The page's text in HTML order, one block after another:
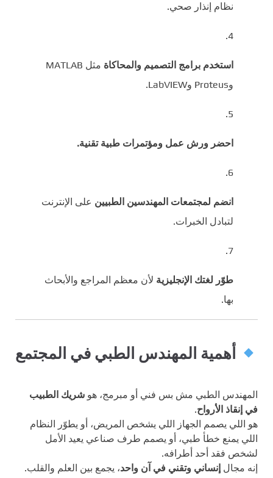
نظام إنذار صحي.
استخدم برامج التصميم والمحاكاة
مثل MATLAB
وProteus وLabVIEW.
احضر ورش عمل ومؤتمرات طبية تقنية.
انضم لمجتمعات المهندسين الطبيين على الإنترنت
لتبادل الخبرات.
طوّر لغتك الإنجليزية لأن معظم المراجع والأبحاث
بها.
أهمية المهندس الطبي في المجتمع
المهندس الطبي مش بس فني أو مبرمج، هو شريك الطبيب
في إنقاذ الأرواح.
هو اللي يصمم الجهاز اللي يشخص المريض، أو يطوّر النظام
اللي يمنع خطأ طبي، أو يصمم طرف صناعي يعيد الأمل
لشخص فقد أحد أطرافه.
إنه مجال إنساني وتقني في آن واحد، يجمع بين العلم والقلب.